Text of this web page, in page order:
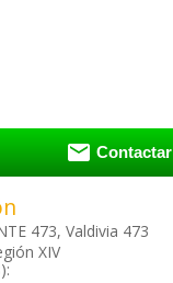
 Contactar
473, Valdivia 473
XIV